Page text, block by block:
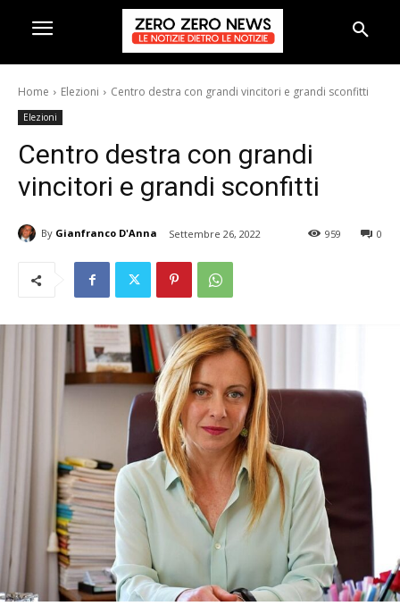
Home Elezioni Centro destra con grandi vincitori e grandi sconfitti
Elezioni
Centro destra con grandi
vincitori e grandi sconfitti
By Gianfranco D'Anna Settembre 26, 2022 0
959